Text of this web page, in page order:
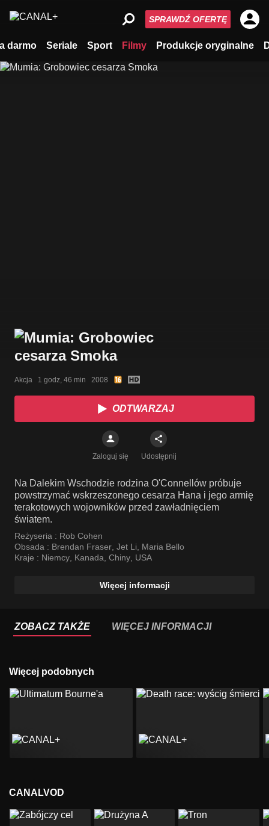
darmo Seriale Sport Filmy Produkcje oryginalne
SPRAWDŹ OFERTĘ
Akcja   1 godz, 46 min   2008
ODTWARZAJ
Zaloguj się Udostępnij
Na Dalekim Wschodzie rodzina O'Connellów próbuje
powstrzymać wskrzeszonego cesarza Hana i jego armię
terakotowych wojowników przed zawładnięciem
światem.
Reżyseria : Rob Cohen
Obsada : Brendan Fraser, Jet Li, Maria Bello
Kraje : Niemcy, Kanada, Chiny, USA
Więcej informacji
ZOBACZ TAKŻE WIĘCEJ INFORMACJI
Więcej podobnych
CANALVOD